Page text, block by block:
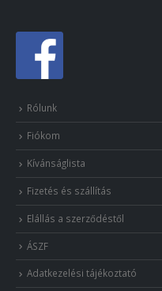
Rólunk
Fiókom
Kívánságlista
Fizetés és szállítás
Elállás a szerződéstől
ÁSZF
Adatkezelési tájékoztató